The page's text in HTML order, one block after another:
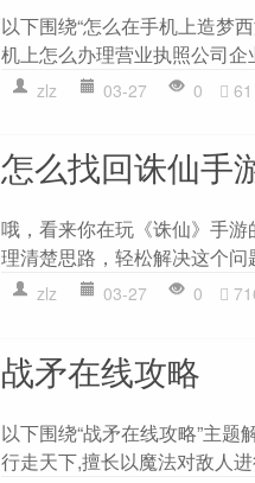
以下围绕“怎么在手机上造梦
机上怎么办理营业执照公司企
zlz 03-27 0 61
怎么找回诛仙手
哦，看来你在玩《诛仙》手
理清楚思路，轻松解决这个
zlz 03-27 0
战矛在线攻略
以下围绕“战矛在线攻略”主
行走天下,擅长以魔法对敌人